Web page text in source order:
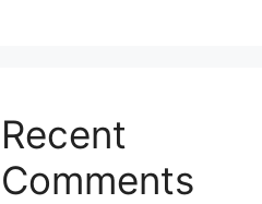
Recent
Comments